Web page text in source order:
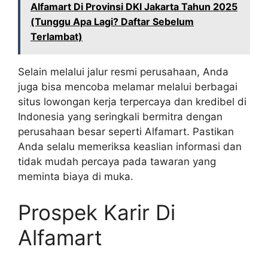
Alfamart Di Provinsi DKI Jakarta Tahun 2025
(Tunggu Apa Lagi? Daftar Sebelum
Terlambat)
Selain melalui jalur resmi perusahaan, Anda
juga bisa mencoba melamar melalui berbagai
situs lowongan kerja terpercaya dan kredibel di
Indonesia yang seringkali bermitra dengan
perusahaan besar seperti Alfamart. Pastikan
Anda selalu memeriksa keaslian informasi dan
tidak mudah percaya pada tawaran yang
meminta biaya di muka.
Prospek Karir Di
Alfamart